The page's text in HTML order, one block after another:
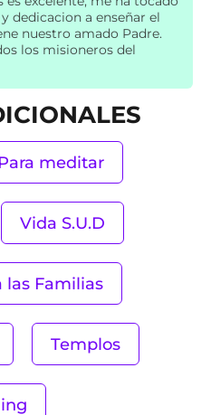
dedicacion a enseñar el
nuestro amado Padre.
los misioneros del
meditar
Vida S.U.D
las Familias
Templos